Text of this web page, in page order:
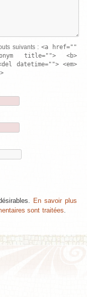
suivants : <a href=""
title=""> <b>
datetime=""> <em>
En savoir plus
sont traitées